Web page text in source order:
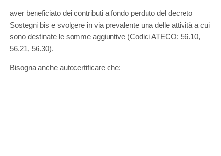
aver beneficiato dei contributi a fondo perduto del decreto
Sostegni bis e svolgere in via prevalente una delle attività a cui
sono destinate le somme aggiuntive (Codici ATECO: 56.10,
56.21, 56.30).
Bisogna anche autocertificare che: